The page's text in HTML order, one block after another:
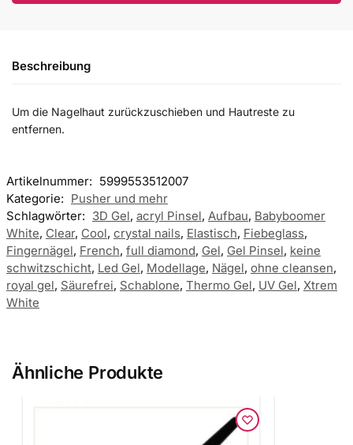
Beschreibung
Um die Nagelhaut zurückzuschieben und Hautreste zu
entfernen.
Artikelnummer: 5999553512007
Kategorie: Pusher und mehr
Schlagwörter: 3D Gel, acryl Pinsel, Aufbau, Babyboomer
White, Clear, Cool, crystal nails, Elastisch, Fiebeglass,
Fingernägel, French, full diamond, Gel, Gel Pinsel, keine
schwitzschicht, Led Gel, Modellage, Nägel, ohne cleansen,
royal gel, Säurefrei, Schablone, Thermo Gel, UV Gel, Xtrem
White
Ähnliche Produkte